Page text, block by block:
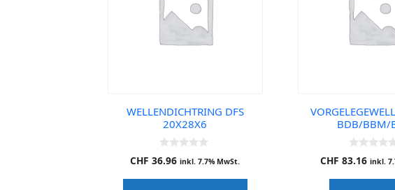
WELLENDICHTRING DFS
20X28X6
0
o
CHF 36.96 inkl. 7.7% MwSt.
BDB/BBM/
0
o
CHF 83.16 inkl.